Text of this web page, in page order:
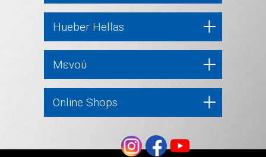
Hueber Hellas
Μενού
Online Shops